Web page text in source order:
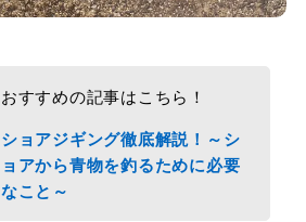
おすすめの記事はこちら！
ショアジギング徹底解説！～シ
ョアから青物を釣るために必要
なこと～